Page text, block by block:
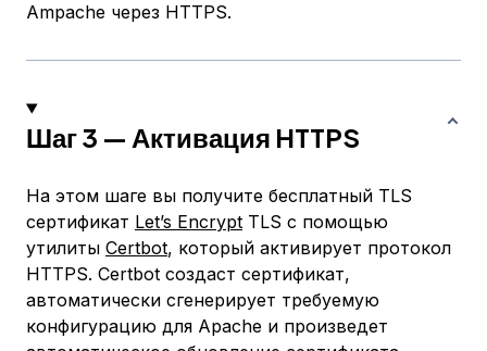
Ampache через HTTPS.
Шаг 3 — Активация HTTPS
На этом шаге вы получите бесплатный TLS
сертификат Let’s Encrypt TLS с помощью
утилиты Certbot, который активирует протокол
HTTPS. Certbot создаст сертификат,
автоматически сгенерирует требуемую
конфигурацию для Apache и произведет